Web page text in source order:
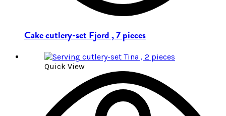
Cake cutlery-set Fjord , 7 pieces
Quick View